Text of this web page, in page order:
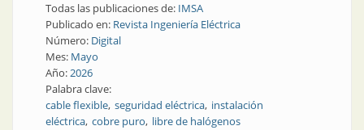
Todas las publicaciones de: IMSA
Publicado en: Revista Ingeniería Eléctrica
Número: Digital
Mes: Mayo
Año:2026
Palabra clave:
cable flexible seguridad eléctrica instalación
eléctrica cobre puro libre de halógenos